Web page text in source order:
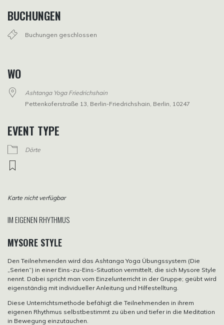
BUCHUNGEN
Buchungen geschlossen
WO
Ashtanga Yoga Friedrichshain
Pettenkoferstraße 13, Berlin-Friedrichshain, Berlin, 10247
EVENT TYPE
Dörte
Karte nicht verfügbar
IM EIGENEN RHYTHMUS
MYSORE STYLE
Den Teilnehmenden wird das Ashtanga Yoga Übungssystem (Die
„Serien“) in einer Eins-zu-Eins-Situation vermittelt, die sich Mysore Style
nennt. Dabei spricht man vom Einzelunterricht in der Gruppe; geübt wird
eigenständig mit individueller Anleitung und Hilfestelltung.
Diese Unterrichtsmethode befähigt die Teilnehmenden in ihrem
eigenen Rhythmus selbstbestimmt zu üben und tiefer in die Meditation
in Bewegung einzutauchen.